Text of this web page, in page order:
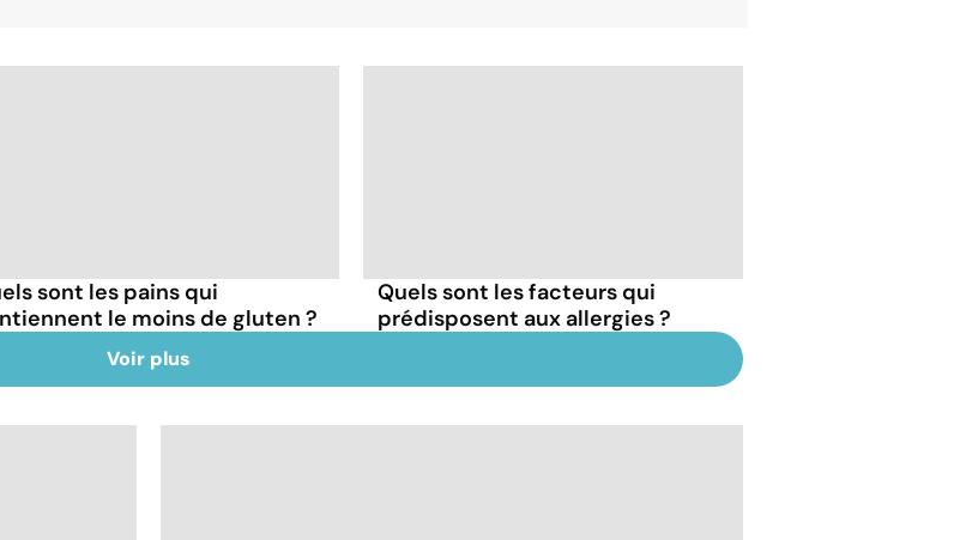
sont les pains qui
le moins de gluten ?
Quels sont les facteurs qui
prédisposent aux allergies ?
Voir plus